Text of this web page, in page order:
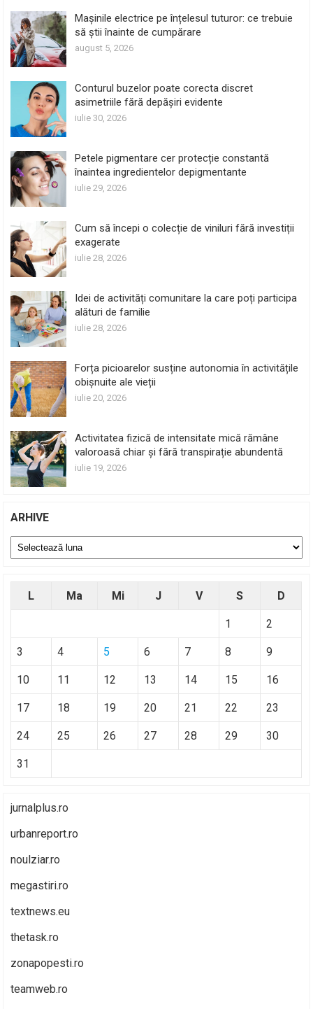
Mașinile electrice pe înțelesul tuturor: ce trebuie
să știi înainte de cumpărare
august 5, 2026
Conturul buzelor poate corecta discret
asimetriile fără depășiri evidente
iulie 30, 2026
Petele pigmentare cer protecție constantă
înaintea ingredientelor depigmentante
iulie 29, 2026
Cum să începi o colecție de viniluri fără investiții
exagerate
iulie 28, 2026
Idei de activități comunitare la care poți participa
alături de familie
iulie 28, 2026
Forța picioarelor susține autonomia în activitățile
obișnuite ale vieții
iulie 20, 2026
Activitatea fizică de intensitate mică rămâne
valoroasă chiar și fără transpirație abundentă
iulie 19, 2026
ARHIVE
Arhive
L Ma Mi J V S D
1 2
3 4 5 6 7 8 9
10 11 12 13 14 15 16
17 18 19 20 21 22 23
24 25 26 27 28 29 30
31
jurnalplus.ro
urbanreport.ro
noulziar.ro
megastiri.ro
textnews.eu
thetask.ro
zonapopesti.ro
teamweb.ro